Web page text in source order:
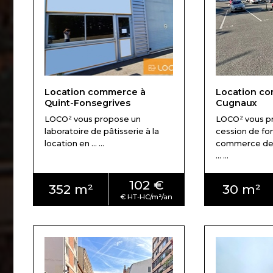
Location commerce à
Quint-Fonsegrives
LOCO² vous propose un
laboratoire de pâtisserie à la
location en ... ...
352 m² 102 €
Location
Cugnaux
LOCO² vous
cession de
commerce
... ...
30 m²